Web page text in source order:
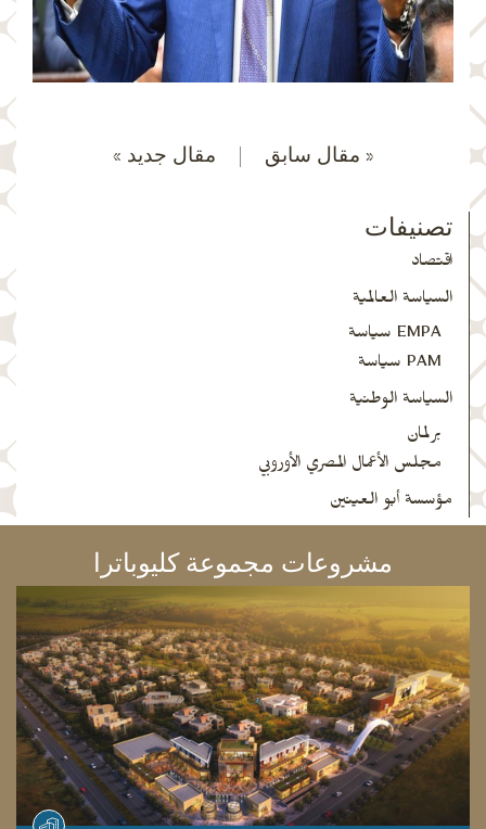
« مقال سابق | مقال جديد »
تصنيفات
اقتصاد
السياسة العالمية
EMPA سياسة
PAM سياسة
السياسة الوطنية
برلمان
مجلس الأعمال المصري الأوروبي
مؤسسة أبو العينين
مشروعات مجموعة كليوباترا